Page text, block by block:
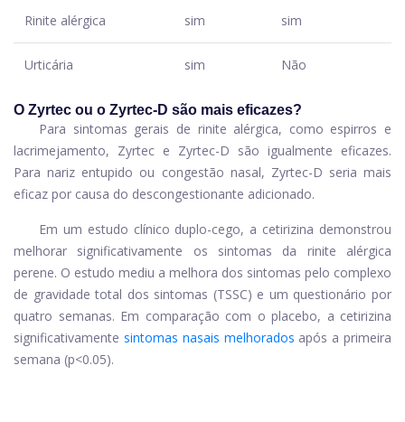
Rinite alérgica sim sim
Urticária sim Não
O Zyrtec ou o Zyrtec-D são mais eficazes?
Para sintomas gerais de rinite alérgica, como espirros e
lacrimejamento, Zyrtec e Zyrtec-D são igualmente eficazes.
Para nariz entupido ou congestão nasal, Zyrtec-D seria mais
eficaz por causa do descongestionante adicionado.
Em um estudo clínico duplo-cego, a cetirizina demonstrou
melhorar significativamente os sintomas da rinite alérgica
perene. O estudo mediu a melhora dos sintomas pelo complexo
de gravidade total dos sintomas (TSSC) e um questionário por
quatro semanas. Em comparação com o placebo, a cetirizina
significativamente sintomas nasais melhorados após a primeira
semana (p<0.05).